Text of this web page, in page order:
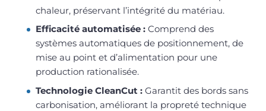
chaleur, préservant l’intégrité du matériau.
Efficacité automatisée : Comprend des
systèmes automatiques de positionnement, de
mise au point et d’alimentation pour une
production rationalisée.
Technologie CleanCut : Garantit des bords sans
carbonisation, améliorant la propreté technique